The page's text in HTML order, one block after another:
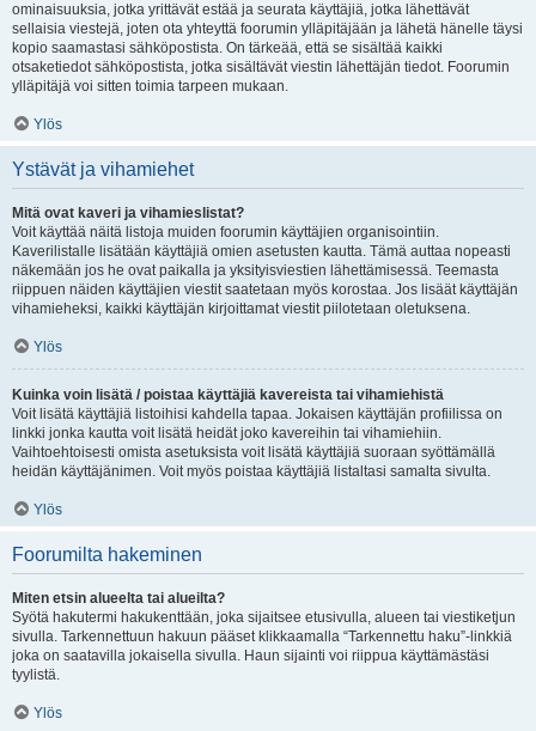
ominaisuuksia, jotka yrittävät estää ja seurata käyttäjiä, jotka lähettävät
sellaisia viestejä, joten ota yhteyttä foorumin ylläpitäjään ja lähetä hänelle täysi
kopio saamastasi sähköpostista. On tärkeää, että se sisältää kaikki
otsaketiedot sähköpostista, jotka sisältävät viestin lähettäjän tiedot. Foorumin
ylläpitäjä voi sitten toimia tarpeen mukaan.
Ylös
Ystävät ja vihamiehet
Mitä ovat kaveri ja vihamieslistat?
Voit käyttää näitä listoja muiden foorumin käyttäjien organisointiin.
Kaverilistalle lisätään käyttäjiä omien asetusten kautta. Tämä auttaa nopeasti
näkemään jos he ovat paikalla ja yksityisviestien lähettämisessä. Teemasta
riippuen näiden käyttäjien viestit saatetaan myös korostaa. Jos lisäät käyttäjän
vihamieheksi, kaikki käyttäjän kirjoittamat viestit piilotetaan oletuksena.
Ylös
Kuinka voin lisätä / poistaa käyttäjiä kavereista tai vihamiehistä
Voit lisätä käyttäjiä listoihisi kahdella tapaa. Jokaisen käyttäjän profiilissa on
linkki jonka kautta voit lisätä heidät joko kavereihin tai vihamiehiin.
Vaihtoehtoisesti omista asetuksista voit lisätä käyttäjiä suoraan syöttämällä
heidän käyttäjänimen. Voit myös poistaa käyttäjiä listaltasi samalta sivulta.
Ylös
Foorumilta hakeminen
Miten etsin alueelta tai alueilta?
Syötä hakutermi hakukenttään, joka sijaitsee etusivulla, alueen tai viestiketjun
sivulla. Tarkennettuun hakuun pääset klikkaamalla “Tarkennettu haku”-linkkiä
joka on saatavilla jokaisella sivulla. Haun sijainti voi riippua käyttämästäsi
tyylistä.
Ylös